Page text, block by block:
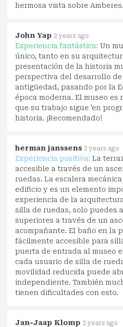
hermosa vista sobre Amberes.
John Yap 2 years ago
Experiencia fantástica: Un
único, tanto en su
presentación de la historia
perspectiva del desarrollo
antigüedad, pasando por la
época moderna. El museo
que su trabajo sigue 'en
historia. ¡Recomendado!
herman janssens 2 years ago
Experiencia positiva: La
accesible a través de un
ruedas. La escalera
edificio y es un elemento
experiencia de la
silla de ruedas, solo puedes
superiores a través de un
acompañante. El baño en la
fácilmente accesible para
puerta de entrada al museo
cada usuario de silla de
movilidad reducida puede
independiente. También
tienen dificultades con esto.
Jan-Jaap Klomp 2 years ago